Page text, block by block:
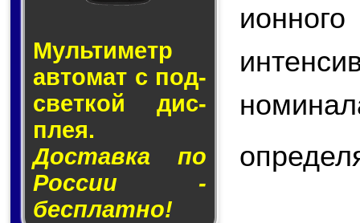
Муль­ти­метр
ав­то­мат с под­
свет­кой дис­
плея.
Доставка по
России -
бесплатно!